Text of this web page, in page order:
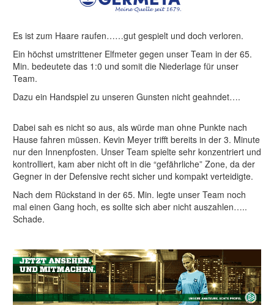
Es ist zum Haare raufen……gut gespielt und doch verloren.
Ein höchst umstrittener Elfmeter gegen unser Team in der 65.
Min. bedeutete das 1:0 und somit die Niederlage für unser
Team.
Dazu ein Handspiel zu unseren Gunsten nicht geahndet….
Dabei sah es nicht so aus, als würde man ohne Punkte nach
Hause fahren müssen. Kevin Meyer trifft bereits in der 3. Minute
nur den Innenpfosten. Unser Team spielte sehr konzentriert und
kontrolliert, kam aber nicht oft in die “gefährliche” Zone, da der
Gegner in der Defensive recht sicher und kompakt verteidigte.
Nach dem Rückstand in der 65. Min. legte unser Team noch
mal einen Gang hoch, es sollte sich aber nicht auszahlen…..
Schade.